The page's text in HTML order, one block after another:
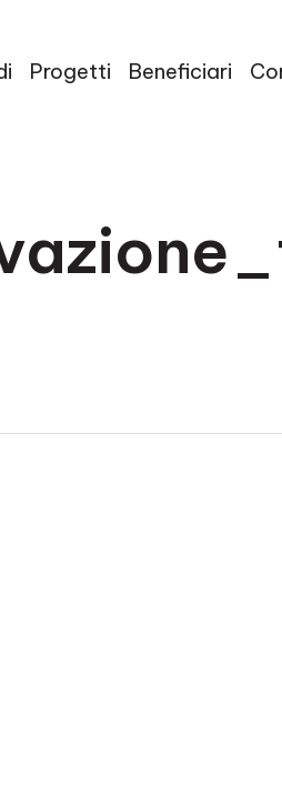
Progetti Beneficiari